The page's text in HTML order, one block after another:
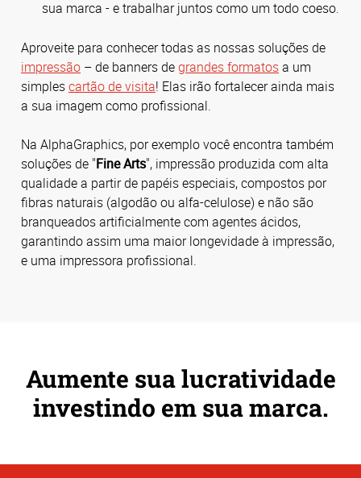
sua marca - e trabalhar juntos como um todo coeso.
Aproveite para conhecer todas as nossas soluções de
impressão – de banners degrandes formatosa um
simplescartão de visita! Elas irão fortalecer ainda mais
a sua imagem como profissional.
Na AlphaGraphics, por exemplo você encontra também
soluções de "Fine Arts", impressão produzida com alta
qualidade a partir de papéis especiais, compostos por
fibras naturais (algodão ou alfa-celulose) e não são
branqueados artificialmente com agentes ácidos,
garantindo assim uma maior longevidade à impressão,
e uma impressora profissional.
Aumente sua lucratividade
investindo em sua marca.